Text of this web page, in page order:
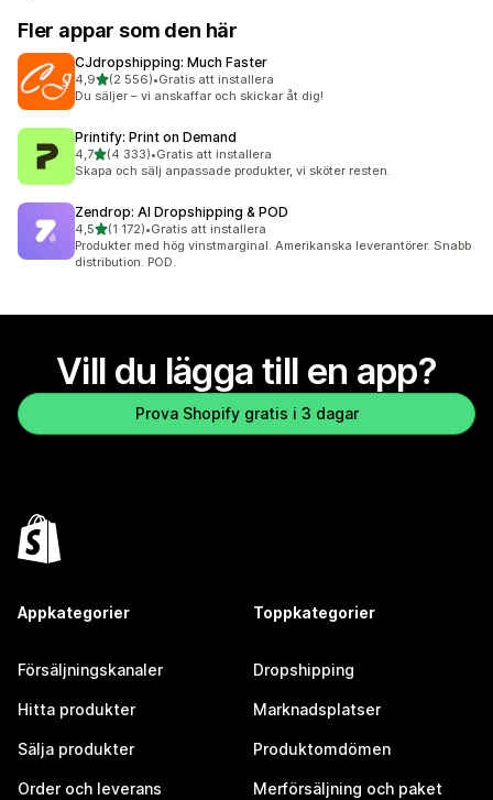
Fler appar som den här
CJdropshipping: Much Faster
4,9av 5 stjärnor
(2 556)
2556 recensioner totalt
•Gratis att installera
Du säljer – vi anskaffar och skickar åt dig!
Printify: Print on Demand
4,7av 5 stjärnor
(4 333)
4333 recensioner totalt
•Gratis att installera
Skapa och sälj anpassade produkter, vi sköter resten.
Zendrop: AI Dropshipping & POD
4,5av 5 stjärnor
(1 172)
1172 recensioner totalt
•Gratis att installera
Produkter med hög vinstmarginal. Amerikanska leverantörer. Snabb
distribution. POD.
Vill du lägga till en app?
Prova Shopify gratis i 3 dagar
Appkategorier
Försäljningskanaler
Hitta produkter
Sälja produkter
Order och leverans
Toppkategorier
Dropshipping
Marknadsplatser
Produktomdömen
Merförsäljning och paket